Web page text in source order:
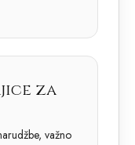
za
važno